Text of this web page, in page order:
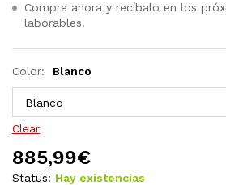
Compre ahora y recíbalo en los
laborables.
Color: Blanco
Clear
885,99€
Status: Hay existencias